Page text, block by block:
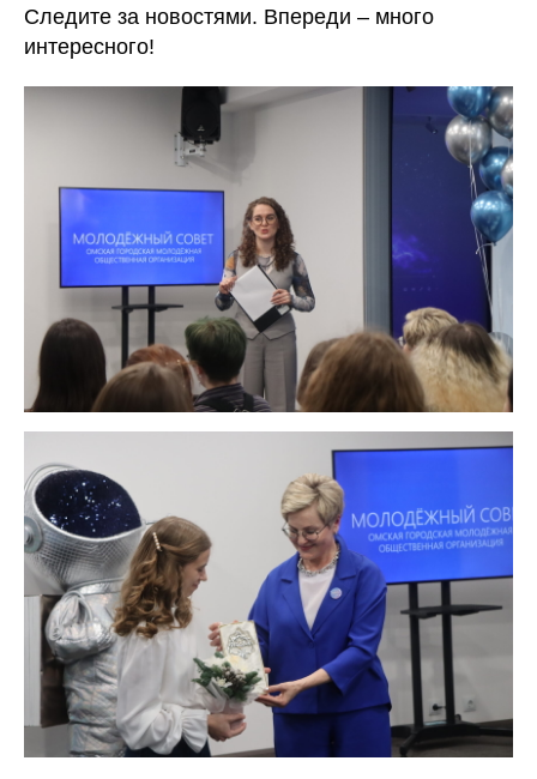
Следите за новостями. Впереди – много
интересного!